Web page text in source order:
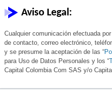
Aviso Legal:
Cualquier comunicación efectuada
de contacto, correo electrónico,
y se presume la aceptación de las “
para Uso de Datos Personales y los “
Capital Colombia Com SAS y/o